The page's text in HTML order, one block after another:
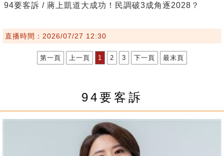
94要客訴 / 蔣上凱道大成功！民調破3成角逐2028？
直播時間：2026/07/27 12:30
第一頁 上一頁 1 2 3 下一頁 最末頁
94要客訴